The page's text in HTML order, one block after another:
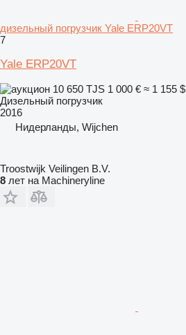
дизельный погрузчик Yale ERP20VT
7
Yale ERP20VT
10 650 TJS 1 000 € ≈ 1 155 $
Дизельный погрузчик
2016
Нидерланды, Wijchen
Troostwijk Veilingen B.V.
8 лет на Machineryline